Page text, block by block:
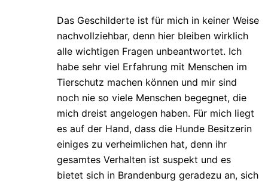
Das Geschilderte ist für mich in keiner Weise
nachvollziehbar, denn hier bleiben wirklich
alle wichtigen Fragen unbeantwortet. Ich
habe sehr viel Erfahrung mit Menschen im
Tierschutz machen können und mir sind
noch nie so viele Menschen begegnet, die
mich dreist angelogen haben. Für mich liegt
es auf der Hand, dass die Hunde Besitzerin
einiges zu verheimlichen hat, denn ihr
gesamtes Verhalten ist suspekt und es
bietet sich in Brandenburg geradezu an, sich